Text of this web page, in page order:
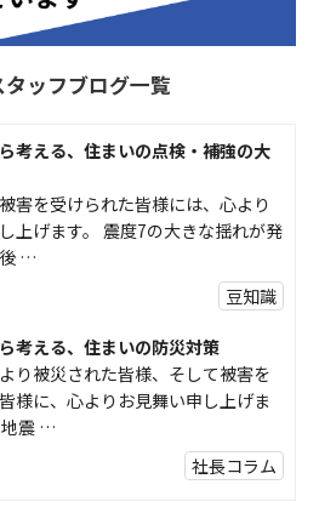
ッフブログ一覧
考える、住まいの点検・補強の大
害を受けられた皆様には、心より
上げます。 震度7の大きな揺れが発
…
豆知識
考える、住まいの防災対策
り被災された皆様、そして被害を
様に、心よりお見舞い申し上げま
地震 …
社長コラム